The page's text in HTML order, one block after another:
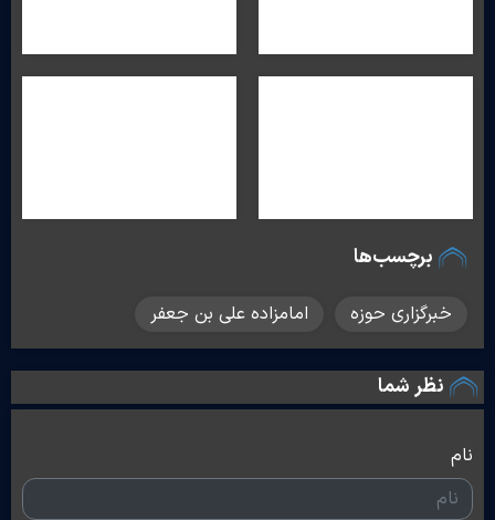
برچسب‌ها
خبرگزاری حوزه امامزاده علی بن جعفر
نظر شما
نام